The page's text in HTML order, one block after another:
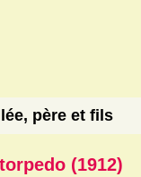
père et fils
(1912)